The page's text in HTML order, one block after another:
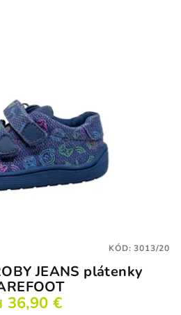
JEANS plátenky
36,90 €
KÓD:3013/20